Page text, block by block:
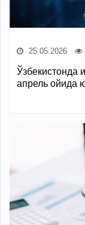
25.05.2026
Ўзбекистонда
апрель ойида